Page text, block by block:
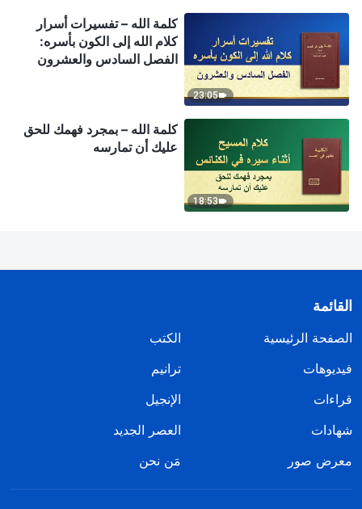
23:05
كلمة الله – تفسيرات أسرار
كلام الله إلى الكون بأسره:
الفصل السادس والعشرون
18:53
كلمة الله – بمجرد فهمك للحق
عليك أن تمارسه
القائمة
الصفحة الرئيسية
الكتب
فيديوهات
ترانيم
قراءات
الإنجيل
شهادات
العصر الجديد
معرض صور
مَن نحن